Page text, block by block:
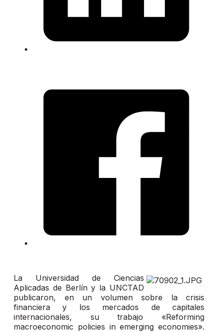
La Universidad de Ciencias
Aplicadas de Berlín y la UNCTAD
publicaron, en un volumen sobre la crisis
financiera y los mercados de capitales
internacionales, su trabajo «Reforming
macroeconomic policies in emerging economies».